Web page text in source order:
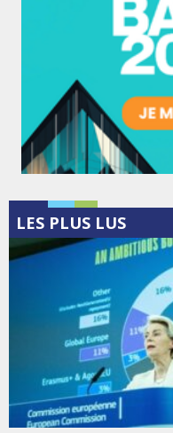
LES PLUS LUS